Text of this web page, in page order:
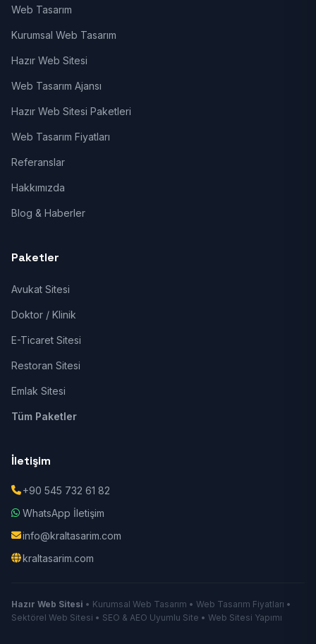
Web Tasarım
Kurumsal Web Tasarım
Hazır Web Sitesi
Web Tasarım Ajansı
Hazır Web Sitesi Paketleri
Web Tasarım Fiyatları
Referanslar
Hakkımızda
Blog & Haberler
Paketler
Avukat Sitesi
Doktor / Klinik
E-Ticaret Sitesi
Restoran Sitesi
Emlak Sitesi
Tüm Paketler
İletişim
+90 545 732 61 82
WhatsApp İletişim
info@kraltasarim.com
kraltasarim.com
Hazır Web Sitesi • Kurumsal Web Tasarım • Web Tasarım Fiyatları •
Sektörel Web Sitesi • SEO & AEO Uyumlu Site • Web Sitesi Yapımı